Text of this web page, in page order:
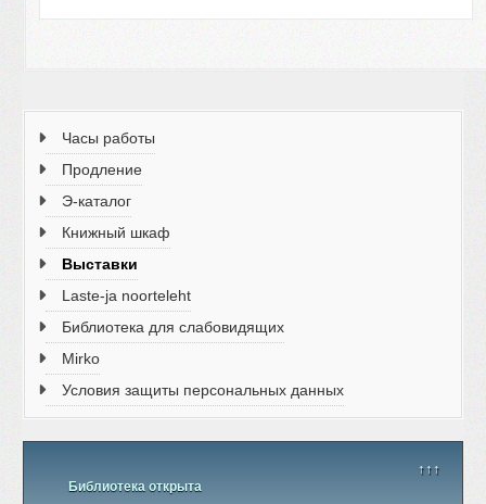
↑↑↑
Библиотека открыта
Часы работы
Продление
Э-каталог
Книжный шкаф
Выставки
Laste-ja noorteleht
Библиотека для слабовидящих
Mirko
Условия защиты персональных данных